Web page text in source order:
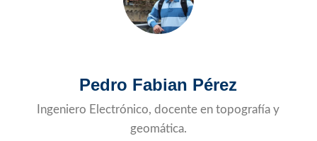
Pedro Fabian Pérez
Ingeniero Electrónico, docente en topografía y
geomática.